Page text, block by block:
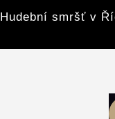
Hudební smršť v